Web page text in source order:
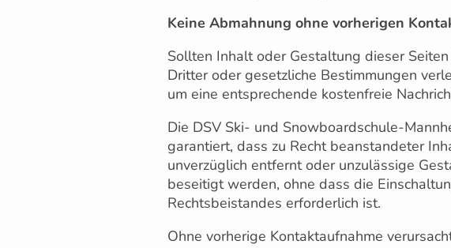
Keine Abmahnung ohne vorherigen
Sollten Inhalt oder Gestaltung dieser Seiten
Dritter oder gesetzliche Bestimmungen
um eine entsprechende kostenfreie
Die DSV Ski- und Snowboardschule-
garantiert, dass zu Recht beanstandeter
unverzüglich entfernt oder unzulässige
beseitigt werden, ohne dass die
Rechtsbeistandes erforderlich ist.
Ohne vorherige Kontaktaufnahme